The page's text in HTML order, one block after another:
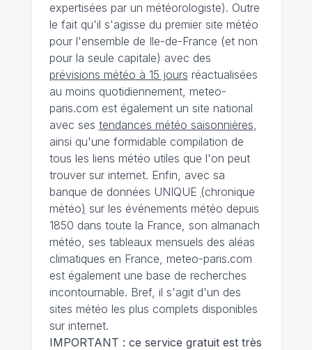
expertisées par un météorologiste). Outre
le fait qu'il s'agisse du premier site météo
pour l'ensemble de Ile-de-France (et non
pour la seule capitale) avec des
prévisions météo à 15 jours réactualisées
au moins quotidiennement, meteo-
paris.com est également un site national
avec ses tendances météo saisonnières,
ainsi qu'une formidable compilation de
tous les liens météo utiles que l'on peut
trouver sur internet. Enfin, avec sa
banque de données UNIQUE (chronique
météo) sur les événements météo depuis
1850 dans toute la France, son almanach
météo, ses tableaux mensuels des aléas
climatiques en France, meteo-paris.com
est également une base de recherches
incontournable. Bref, il s'agit d'un des
sites météo les plus complets disponibles
sur internet.
IMPORTANT : ce service gratuit est très